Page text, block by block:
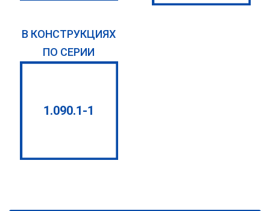
В КОНСТРУКЦИЯХ
ПО СЕРИИ
1.090.1-1